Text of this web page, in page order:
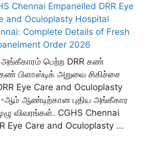
Chennai Empanelled DRR Eye
and Oculoplasty Hospital
Complete Details of Fresh
Order 2026
பெற்ற DRR கண்
கண் பிளாஸ்டிக் அறுவை சிகிச்சை
Eye Care and Oculoplasty
ஆம் ஆண்டிற்கான புதிய அங்கீகார
விவரங்கள். CGHS Chennai
Eye Care and Oculoplasty ...